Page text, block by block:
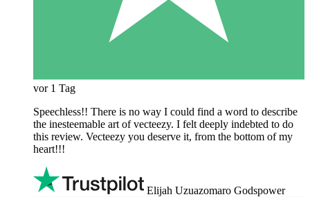
vor 1 Tag
Speechless!! There is no way I could find a word to describe
the inesteemable art of vecteezy. I felt deeply indebted to do
this review. Vecteezy you deserve it, from the bottom of my
heart!!!
Elijah Uzuazomaro Godspower